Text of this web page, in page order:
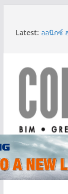
Latest: ออนิกซ์
การเดิ
ก่อสร้า
ลลิล พ
เดินหน้
IHG
ผู้เชี่ยว
มาตรฐา
รับมือแ